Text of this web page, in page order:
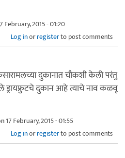
February, 2015 - 01:20
Log inorregisterto post comments
दुकानात चौकशी केली परंतु
ड्रायफ्रुटचे दुकान आहे त्याचे नाव कळवू
17 February, 2015 - 01:55
Log inorregisterto post comments